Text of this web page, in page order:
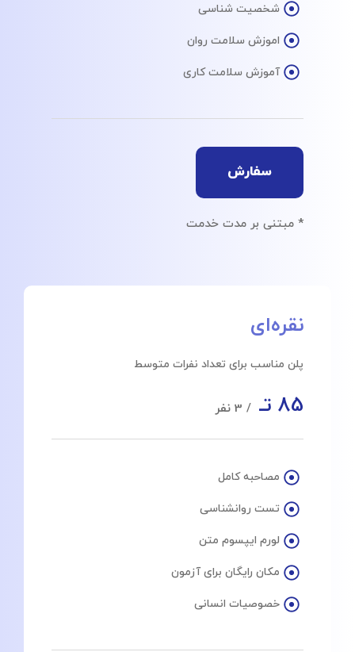
شخصیت شناسی
اموزش سلامت روان
آموزش سلامت کاری
سفارش
* مبتنی بر مدت خدمت
نقره‌ای
پلن مناسب برای تعداد نفرات متوسط
85 تـ / 3 نفر
مصاحبه کامل
تست روانشناسی
لورم ایپسوم متن
مکان رایگان برای آزمون
خصوصیات انسانی